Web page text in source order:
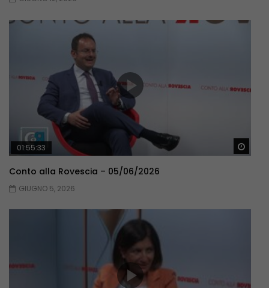
01:55:33
Conto alla Rovescia – 05/06/2026
GIUGNO 5, 2026